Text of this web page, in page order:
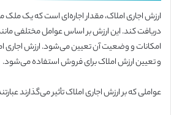
ارزش اجاری املاک، مقدار اجاره‌ای است که یک
دریافت کند. این ارزش بر اساس عوامل مختلفی
امکانات و وضعیت آن تعیین می‌شود. ارزش اجاری
و تعیین ارزش املاک برای فروش استفاده می‌شود.
عواملی که بر ارزش اجاری املاک تأثیر می‌گذارند